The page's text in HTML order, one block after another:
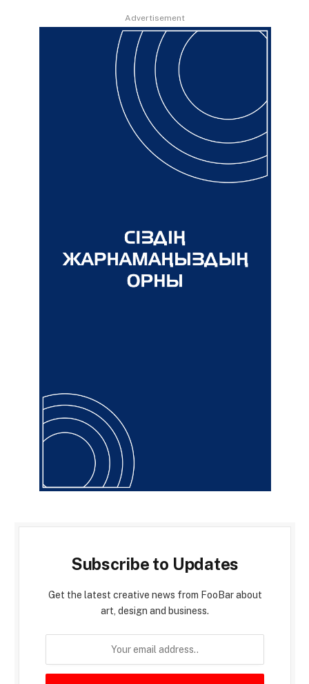
Advertisement
Subscribe to Updates
Get the latest creative news from FooBar about
art, design and business.